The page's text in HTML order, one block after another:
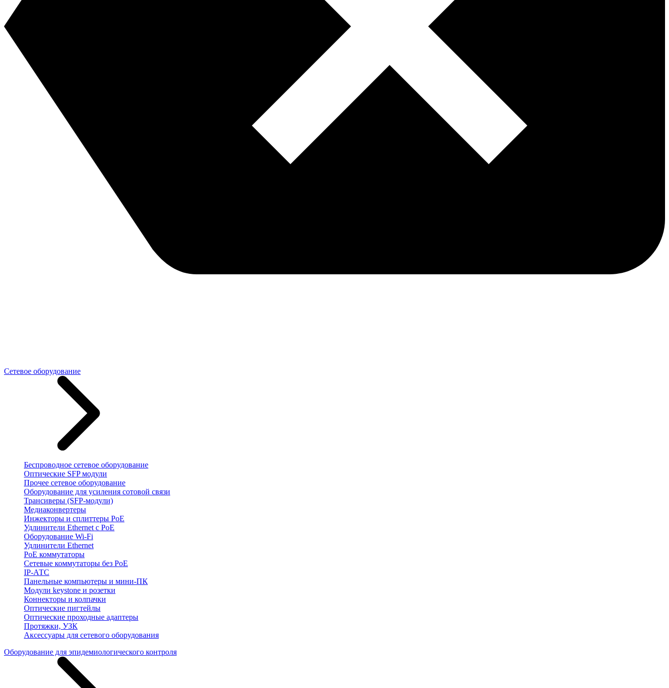
Сетевое оборудование
Беспроводное сетевое оборудование
Оптические SFP модули
Прочее сетевое оборудование
Оборудование для усиления сотовой связи
Трансиверы (SFP-модули)
Медиаконвертеры
Инжекторы и сплиттеры PoE
Удлинители Ethernet с PoE
Оборудование Wi-Fi
Удлинители Ethernet
PoE коммутаторы
Сетевые коммутаторы без PoE
IP-АТС
Панельные компьютеры и мини-ПК
Модули keystone и розетки
Коннекторы и колпачки
Оптические пигтейлы
Оптические проходные адаптеры
Протяжки, УЗК
Аксессуары для сетевого оборудования
Оборудование для эпидемиологического контроля